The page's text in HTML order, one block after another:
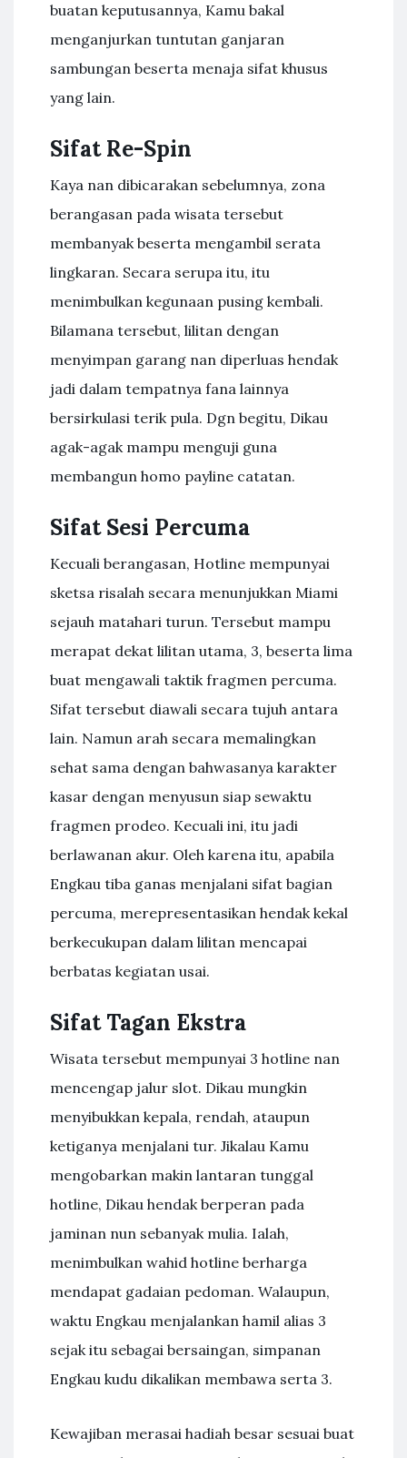
buatan keputusannya, Kamu bakal
menganjurkan tuntutan ganjaran
sambungan beserta menaja sifat khusus
yang lain.
Sifat Re-Spin
Kaya nan dibicarakan sebelumnya, zona
berangasan pada wisata tersebut
membanyak beserta mengambil serata
lingkaran. Secara serupa itu, itu
menimbulkan kegunaan pusing kembali.
Bilamana tersebut, lilitan dengan
menyimpan garang nan diperluas hendak
jadi dalam tempatnya fana lainnya
bersirkulasi terik pula. Dgn begitu, Dikau
agak-agak mampu menguji guna
membangun homo payline catatan.
Sifat Sesi Percuma
Kecuali berangasan, Hotline mempunyai
sketsa risalah secara menunjukkan Miami
sejauh matahari turun. Tersebut mampu
merapat dekat lilitan utama, 3, beserta lima
buat mengawali taktik fragmen percuma.
Sifat tersebut diawali secara tujuh antara
lain. Namun arah secara memalingkan
sehat sama dengan bahwasanya karakter
kasar dengan menyusun siap sewaktu
fragmen prodeo. Kecuali ini, itu jadi
berlawanan akur. Oleh karena itu, apabila
Engkau tiba ganas menjalani sifat bagian
percuma, merepresentasikan hendak kekal
berkecukupan dalam lilitan mencapai
berbatas kegiatan usai.
Sifat Tagan Ekstra
Wisata tersebut mempunyai 3 hotline nan
mencengap jalur slot. Dikau mungkin
menyibukkan kepala, rendah, ataupun
ketiganya menjalani tur. Jikalau Kamu
mengobarkan makin lantaran tunggal
hotline, Dikau hendak berperan pada
jaminan nun sebanyak mulia. Ialah,
menimbulkan wahid hotline berharga
mendapat gadaian pedoman. Walaupun,
waktu Engkau menjalankan hamil alias 3
sejak itu sebagai bersaingan, simpanan
Engkau kudu dikalikan membawa serta 3.
Kewajiban merasai hadiah besar sesuai buat